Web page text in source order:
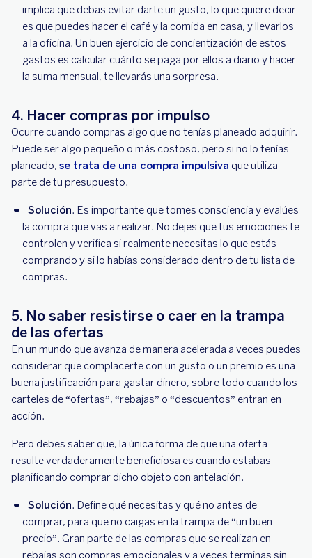
implica que debas evitar darte un gusto, lo que quiere decir
es que puedes hacer el café y la comida en casa, y llevarlos
a la oficina. Un buen ejercicio de concientización de estos
gastos es calcular cuánto se paga por ellos a diario y hacer
la suma mensual, te llevarás una sorpresa.
4. Hacer compras por impulso
Ocurre cuando compras algo que no tenías planeado adquirir.
Puede ser algo pequeño o más costoso, pero si no lo tenías
planeado, se trata de una compra impulsiva que utiliza
parte de tu presupuesto.
Solución. Es importante que tomes consciencia y evalúes
la compra que vas a realizar. No dejes que tus emociones te
controlen y verifica si realmente necesitas lo que estás
comprando y si lo habías considerado dentro de tu lista de
compras.
5. No saber resistirse o caer en la trampa
de las ofertas
En un mundo que avanza de manera acelerada a veces puedes
considerar que complacerte con un gusto o un premio es una
buena justificación para gastar dinero, sobre todo cuando los
carteles de “ofertas”, “rebajas” o “descuentos” entran en
acción.
Pero debes saber que, la única forma de que una oferta
resulte verdaderamente beneficiosa es cuando estabas
planificando comprar dicho objeto con antelación.
Solución. Define qué necesitas y qué no antes de
comprar, para que no caigas en la trampa de “un buen
precio”. Gran parte de las compras que se realizan en
rebajas son compras emocionales y a veces terminas sin